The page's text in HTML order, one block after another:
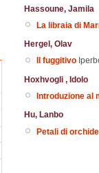
Hassoune, Jamila
La libraia di
Hergel, Olav
Il fuggitivo
Hoxhvogli , Idolo
Introduzione al
Hu, Lanbo
Petali di